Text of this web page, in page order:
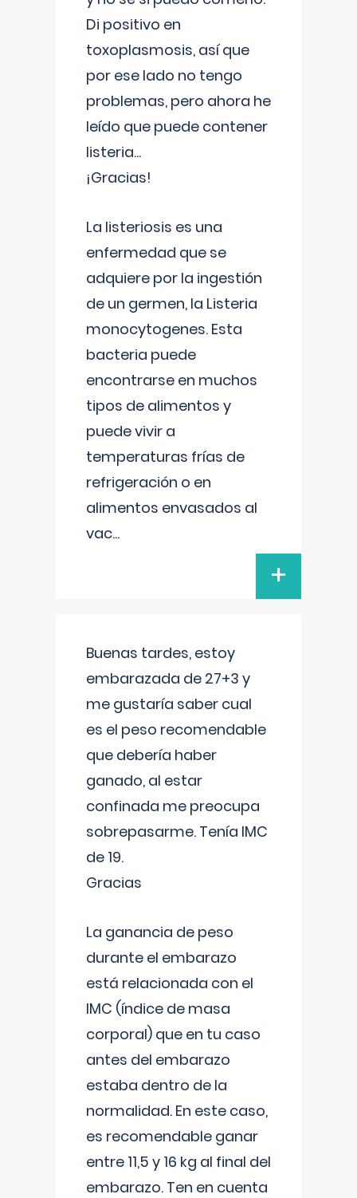
Di positivo en
toxoplasmosis, así que
por ese lado no tengo
problemas, pero ahora he
leído que puede contener
listeria...
¡Gracias!
La listeriosis es una
enfermedad que se
adquiere por la ingestión
de un germen, la Listeria
monocytogenes. Esta
bacteria puede
encontrarse en muchos
tipos de alimentos y
puede vivir a
temperaturas frías de
refrigeración o en
alimentos envasados al
vac...
+
Buenas tardes, estoy
embarazada de 27+3 y
me gustaría saber cual
es el peso recomendable
que debería haber
ganado, al estar
confinada me preocupa
sobrepasarme. Tenía IMC
de 19.
Gracias
La ganancia de peso
durante el embarazo
está relacionada con el
IMC (índice de masa
corporal) que en tu caso
antes del embarazo
estaba dentro de la
normalidad. En este caso,
es recomendable ganar
entre 11,5 y 16 kg al final del
embarazo. Ten en cuenta